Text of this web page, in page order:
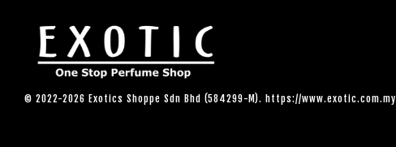
© 2022-2026 Exotics Shoppe Sdn Bhd (584299-M). https://www.exotic.com.my